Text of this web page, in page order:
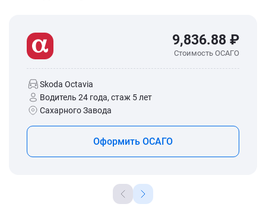
9,836.88 ₽
Стоимость ОСАГО
Skoda Octavia
Водитель 24 года, стаж 5 лет
Сахарного Завода
Оформить ОСАГО